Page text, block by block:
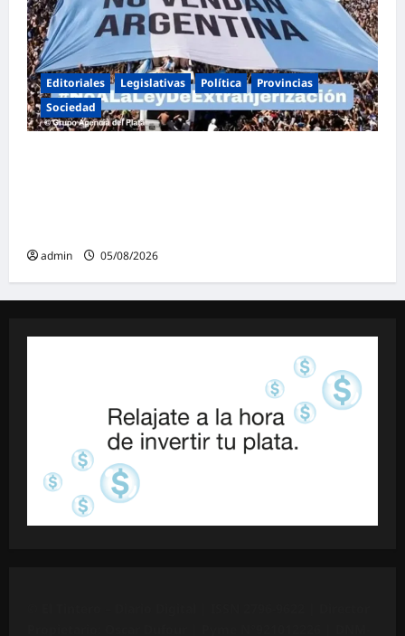
Editoriales Legislativas Política
Provincias
Sociedad
admin 05/08/2026